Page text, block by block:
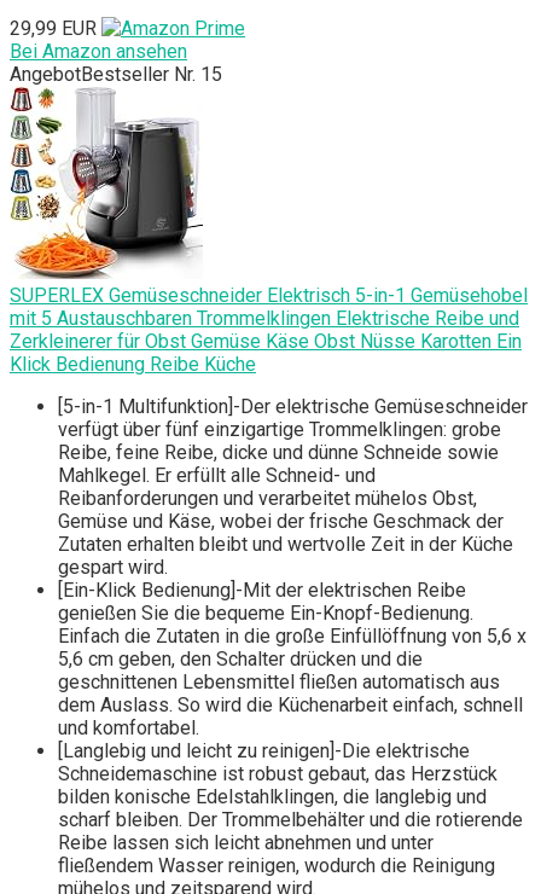
29,99 EUR
Bei Amazon ansehen
AngebotBestseller Nr. 15
SUPERLEX Gemüseschneider Elektrisch 5-in-1 Gemüsehobel
mit 5 Austauschbaren Trommelklingen Elektrische Reibe und
Zerkleinerer für Obst Gemüse Käse Obst Nüsse Karotten Ein
Klick Bedienung Reibe Küche
[5-in-1 Multifunktion]-Der elektrische Gemüseschneider
verfügt über fünf einzigartige Trommelklingen: grobe
Reibe, feine Reibe, dicke und dünne Schneide sowie
Mahlkegel. Er erfüllt alle Schneid- und
Reibanforderungen und verarbeitet mühelos Obst,
Gemüse und Käse, wobei der frische Geschmack der
Zutaten erhalten bleibt und wertvolle Zeit in der Küche
gespart wird.
[Ein-Klick Bedienung]-Mit der elektrischen Reibe
genießen Sie die bequeme Ein-Knopf-Bedienung.
Einfach die Zutaten in die große Einfüllöffnung von 5,6 x
5,6 cm geben, den Schalter drücken und die
geschnittenen Lebensmittel fließen automatisch aus
dem Auslass. So wird die Küchenarbeit einfach, schnell
und komfortabel.
[Langlebig und leicht zu reinigen]-Die elektrische
Schneidemaschine ist robust gebaut, das Herzstück
bilden konische Edelstahlklingen, die langlebig und
scharf bleiben. Der Trommelbehälter und die rotierende
Reibe lassen sich leicht abnehmen und unter
fließendem Wasser reinigen, wodurch die Reinigung
mühelos und zeitsparend wird.